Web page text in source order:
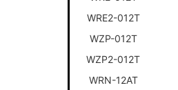
WRE2-012T
WZP-012T
WZP2-012T
WRN-12AT